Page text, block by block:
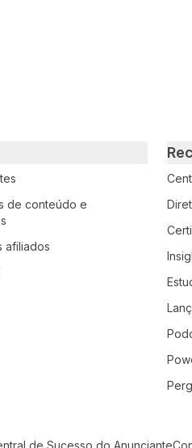
navigation
de conteúdo e
afiliados